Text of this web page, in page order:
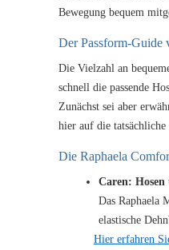
Bewegung bequem
Der Passform-Guide
Die Vielzahl an
schnell die passende
Zunächst sei aber
hier auf die
Die Raphaela
Caren:
Das Raphaela
elastische
Hier erfahren